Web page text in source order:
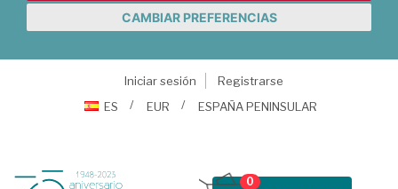
CAMBIAR PREFERENCIAS
Iniciar sesión
Registrarse
ES
EUR ESPAÑA PENINSULAR
0